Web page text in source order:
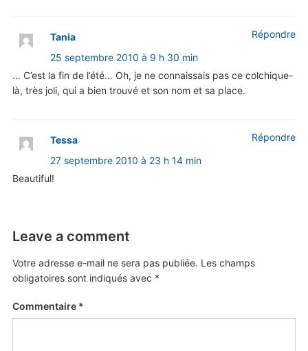
Tania
25 septembre 2010 à 9 h 30 min
… C’est la fin de l’été… Oh, je ne connaissais pas ce colchique-
là, très joli, qui a bien trouvé et son nom et sa place.
Répondre
Tessa
27 septembre 2010 à 23 h 14 min
Beautiful!
Répondre
Leave a comment
Votre adresse e-mail ne sera pas publiée. Les champs
obligatoires sont indiqués avec *
Commentaire *